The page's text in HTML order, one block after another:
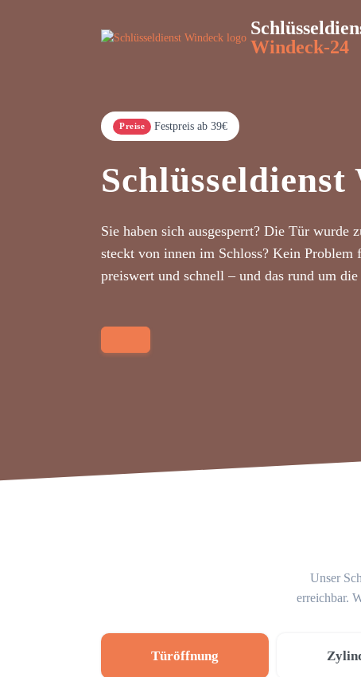
Windeck-24
Preise Festpreis ab 39€
Schlüsseldienst
Sie haben sich ausgesperrt? Die Tür wurde
steckt von innen im Schloss? Kein
preiswert und schnell – und das rund um
Unser
erreichbar.
Türöffnung